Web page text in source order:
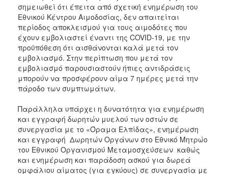
σημειωθεί ότι έπειτα από σχετική ενημέρωση του
Εθνικού Κέντρου Αιμοδοσίας, δεν απαιτείται
περίοδος αποκλεισμού για τους αιμοδότες που
έχουν εμβολιαστεί έναντι της COVID-19, με την
προϋπόθεση ότι αισθάνονται καλά μετά τον
εμβολιασμό. Στην περίπτωση που μετά τον
εμβολιασμό παρουσιαστούν ήπιες αντιδράσεις
μπορούν να προσφέρουν αίμα 7 ημέρες μετά την
πάροδο των συμπτωμάτων.
Παράλληλα υπάρχει η δυνατότητα για ενημέρωση
και εγγραφή δωρητών μυελού των οστών σε
συνεργασία με το «Όραμα Ελπίδας», ενημέρωση
και εγγραφή Δωρητών Οργάνων στο Εθνικό Μητρώο
του Εθνικού Οργανισμού Μεταμοσχεύσεων καθώς
και ενημέρωση και παράδοση ασκού για δωρεά
ομφάλιου αίματος (για εγκύους) σε συνεργασία με